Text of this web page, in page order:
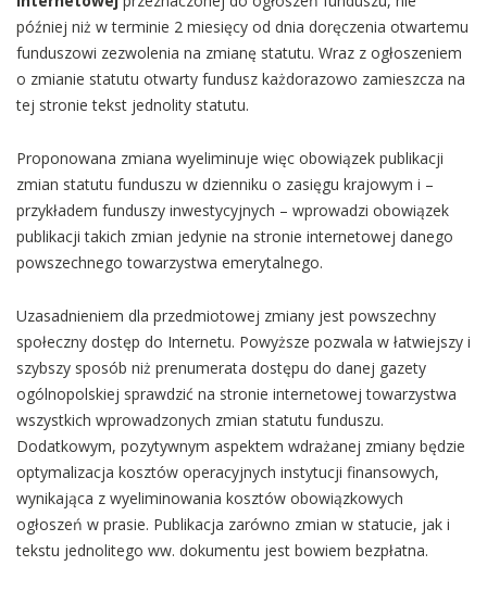
później niż w terminie 2 miesięcy od dnia doręczenia otwartemu
funduszowi zezwolenia na zmianę statutu. Wraz z ogłoszeniem
o zmianie statutu otwarty fundusz każdorazowo zamieszcza na
tej stronie tekst jednolity statutu.
Proponowana zmiana wyeliminuje więc obowiązek publikacji
zmian statutu funduszu w dzienniku o zasięgu krajowym i –
przykładem funduszy inwestycyjnych – wprowadzi obowiązek
publikacji takich zmian jedynie na stronie internetowej danego
powszechnego towarzystwa emerytalnego.
Uzasadnieniem dla przedmiotowej zmiany jest powszechny
społeczny dostęp do Internetu. Powyższe pozwala w łatwiejszy i
szybszy sposób niż prenumerata dostępu do danej gazety
ogólnopolskiej sprawdzić na stronie internetowej towarzystwa
wszystkich wprowadzonych zmian statutu funduszu.
Dodatkowym, pozytywnym aspektem wdrażanej zmiany będzie
optymalizacja kosztów operacyjnych instytucji finansowych,
wynikająca z wyeliminowania kosztów obowiązkowych
ogłoszeń w prasie. Publikacja zarówno zmian w statucie, jak i
tekstu jednolitego ww. dokumentu jest bowiem bezpłatna.